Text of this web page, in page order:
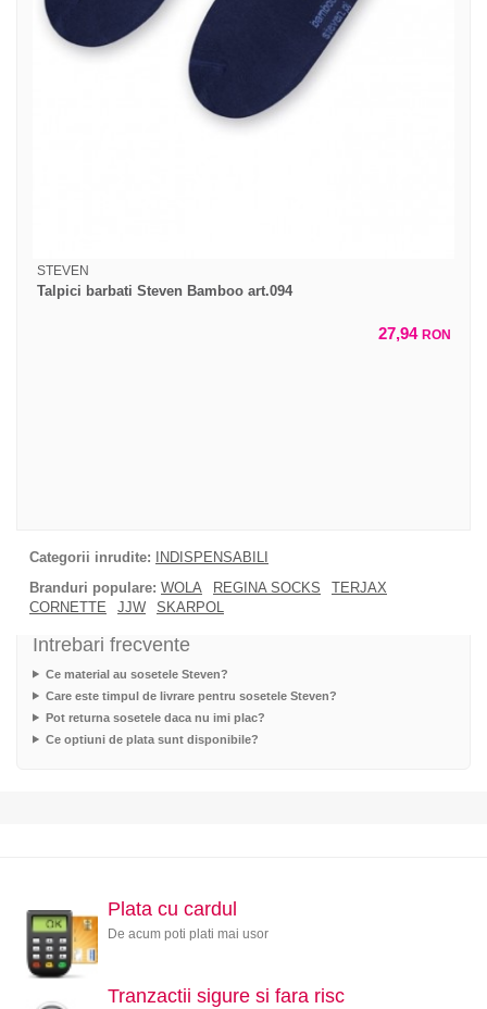
STEVEN
Talpici barbati Steven Bamboo art.094
27,94 RON
Categorii inrudite: INDISPENSABILI
Branduri populare: WOLA REGINA SOCKS
TERJAX
CORNETTE
JJW SKARPOL
Intrebari frecvente
Ce material au sosetele Steven?
Care este timpul de livrare pentru sosetele Steven?
Pot returna sosetele daca nu imi plac?
Ce optiuni de plata sunt disponibile?
Plata cu cardul
De acum poti plati mai usor
Tranzactii sigure si fara risc